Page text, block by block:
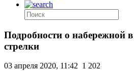
Подробности о набережной
стрелки
03 апреля 2020, 11:42 1 202